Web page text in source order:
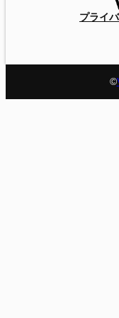
プライ
©